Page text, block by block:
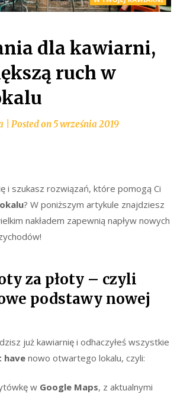
dla kawiarni,
ruch w
Posted on 5 września 2019
i szukasz rozwiązań, które pomogą Ci
? W poniższym artykule znajdziesz
nakładem zapewnią napływ nowych
za płoty – czyli
podstawy nowej
już kawiarnię i odhaczyłeś wszystkie
have nowo otwartego lokalu, czyli:
w Google Maps, z aktualnymi